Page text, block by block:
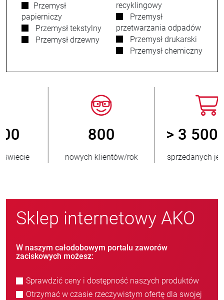
Przemysł
papierniczy
Przemysł tekstylny
Przemysł drzewny
recyklingowy
Przemysł
przetwarzania odpadów
Przemysł drukarski
Przemysł chemiczny
nowych klientów/rok
> 3 500 000
sprzedanych jednostek
Sklep internetowy AKO
W naszym całodobowym portalu zaworów
zaciskowych możesz:
Sprawdzić ceny i dostępność naszych produktów
Otrzymać w czasie rzeczywistym ofertę dla swojej